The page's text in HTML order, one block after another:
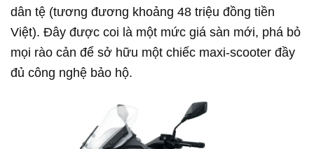
dân tệ (tương đương khoảng 48 triệu đồng tiền
Việt). Đây được coi là một mức giá sàn mới, phá bỏ
mọi rào cản để sở hữu một chiếc maxi-scooter đầy
đủ công nghệ bảo hộ.